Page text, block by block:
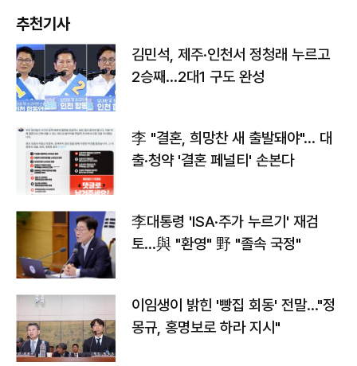
추천기사
김민석, 제주·인천서 정청래 누르고
2승째…2대1 구도 완성
李 "결혼, 희망찬 새 출발돼야"… 대
출·청약 '결혼 페널티' 손본다
李대통령 'ISA·주가 누르기' 재검
토…與 "환영" 野 "졸속 국정"
이임생이 밝힌 '빵집 회동' 전말…"정
몽규, 홍명보로 하라 지시"